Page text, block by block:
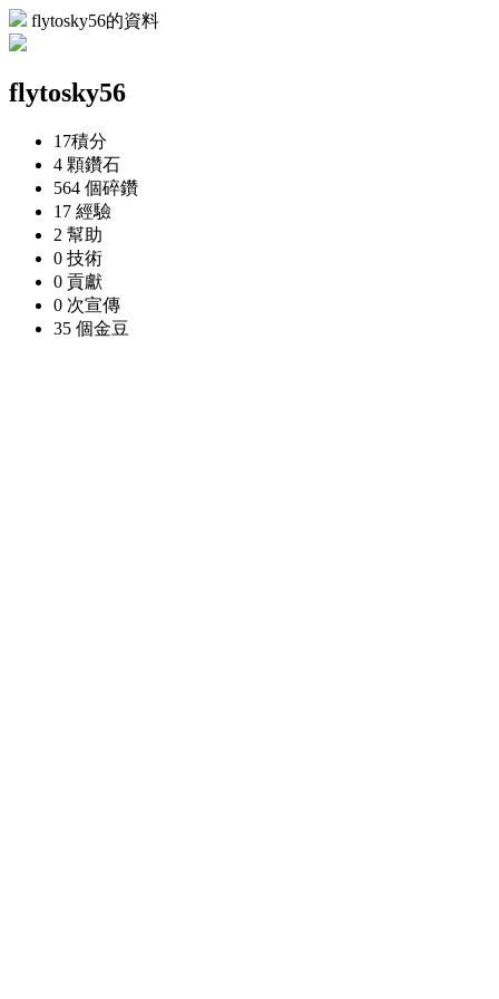
flytosky56的資料
flytosky56
17積分
4 顆鑽石
564 個碎鑽
17 經驗
2 幫助
0 技術
0 貢獻
0 次宣傳
35 個金豆